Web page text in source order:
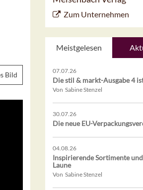
Bild
Zum Unternehmen
Meistgelesen
07.07.26
Die stil & markt-Ausgabe 4
Von Sabine Stenzel
30.07.26
Die neue EU-
04.08.26
Inspirierende Sortimente
Laune
Von Sabine Stenzel